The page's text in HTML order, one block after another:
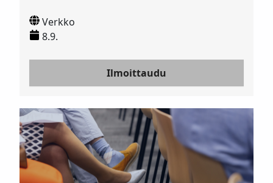
Verkko
8.9.
Ilmoittaudu